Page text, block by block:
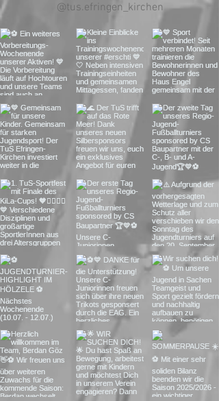
@tus.efringen_kirchen